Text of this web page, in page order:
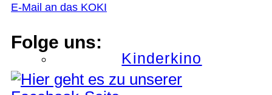
Kinderkino
E-Mail an das KOKI
Folge uns: